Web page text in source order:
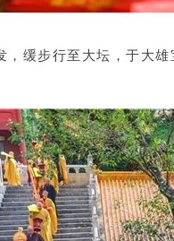
，缓步行至大坛，于大